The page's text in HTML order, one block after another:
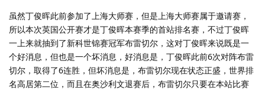
虽然丁俊晖此前参加了上海大师赛，但是上海大师赛属于邀请赛，
所以本次英国公开赛才是丁俊晖本赛季的首站排名赛，不过丁俊晖
一上来就抽到了新科世锦赛冠军布雷切尔，这对丁俊晖来说既是一
个好消息，但也是一个坏消息，好消息是，丁俊晖此前6次对阵布雷
切尔，取得了6连胜，但坏消息是，布雷切尔现在状态正盛，世界排
名高居第二位，而且在奥沙利文退赛后，布雷切尔只要在本站比赛